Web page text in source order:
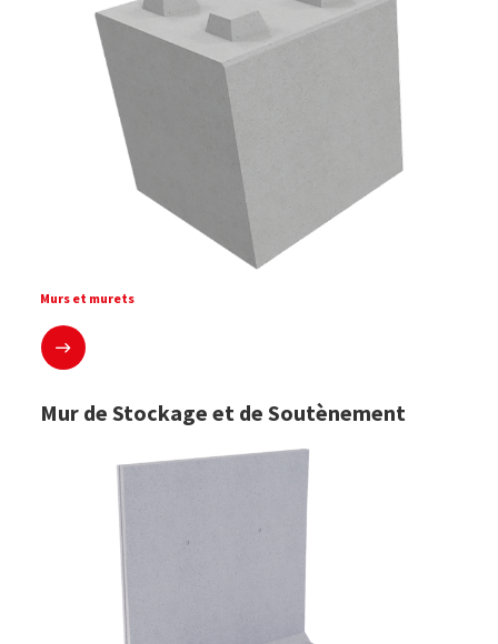
Murs et murets
En savoir plus
Mur de Stockage et de Soutènement